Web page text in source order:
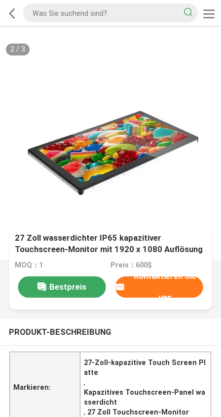
2/ 3
27 Zoll wasserdichter IP65 kapazitiver
Touchscreen-Monitor mit 1920 x 1080 Auflösung
MOQ：1 Preis：600$
Bestpreis
Kontaktieren Sie
uns
PRODUKT-BESCHREIBUNG
Markieren:
27-Zoll-kapazitive Touch Screen Pl
atte
,
Kapazitives Touchscreen-Panel wa
sserdicht
, 27 Zoll Touchscreen-Monitor